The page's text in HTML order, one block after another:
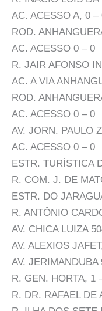
AC. ACESSO A, 0 –
ROD.
AC. ACESSO 0 – 0
R. JAIR AFONSO
AC. A VIA
ROD.
AC. ACESSO 0 – 0
AV. JORN. PAULO
AC. ACESSO 0 – 0
ESTR. TURÍSTICA
R. COM. J. DE
ESTR. DO
R. ANTÔNIO
AV. CHICA LUIZA
AV. ALEXIOS
AV. JERIMANDUBA
R. GEN. HORTA, 1
R. DR. RAFAEL DE